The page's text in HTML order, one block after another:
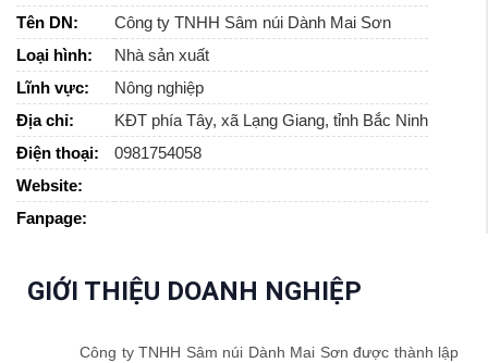
Tên DN:
Công ty TNHH Sâm núi Dành Mai Sơn
Loại hình:
Nhà sản xuất
Lĩnh vực:
Nông nghiệp
Địa chỉ:
KĐT phía Tây, xã Lạng Giang, tỉnh Bắc Ninh
Điện thoại:
0981754058
Website:
Fanpage:
GIỚI THIỆU DOANH NGHIỆP
Công ty TNHH Sâm núi Dành Mai Sơn được thành lập